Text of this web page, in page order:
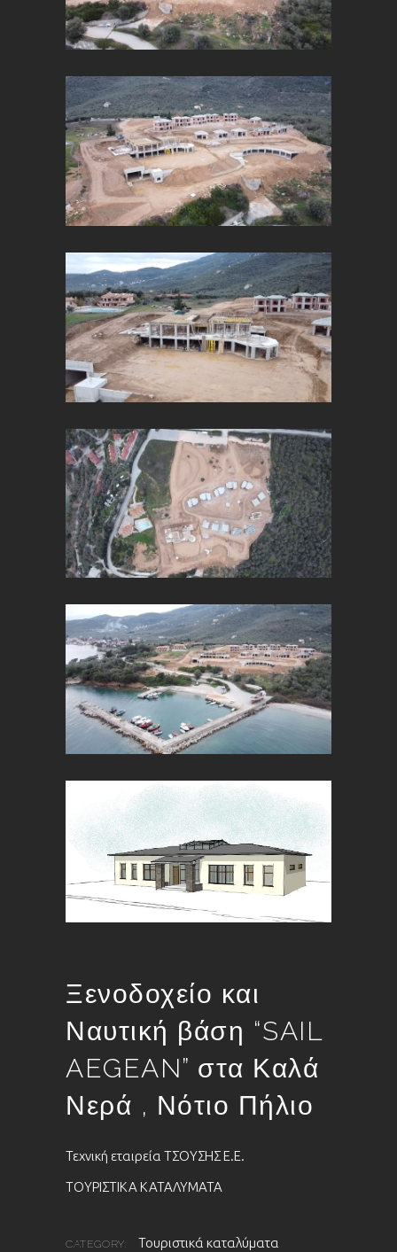
Ξενοδοχείο και
Ναυτική βάση “SAIL
AEGEAN” στα Καλά
Νερά , Νότιο Πήλιο
Τεχνική εταιρεία ΤΣΟΥΣΗΣ Ε.Ε.
ΤΟΥΡΙΣΤΙΚΑ ΚΑΤΑΛΥΜΑΤΑ
CATEGORY: Τουριστικά καταλύματα